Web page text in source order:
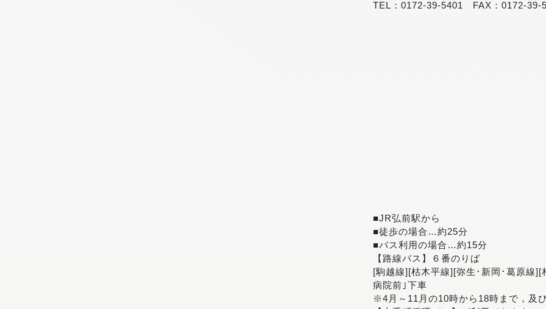
TEL：0172-39-5401 FAX：0172-39-
■JR弘前駅から
■徒歩の場合…約25分
■バス利用の場合…約15分
【路線バス】６番のりば
[駒越線][枯木平線][弥生･新岡･葛原線
病院前｣下車
※4月～11月の10時から18時まで，及